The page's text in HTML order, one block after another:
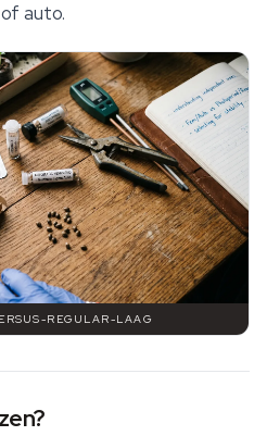
auto.
REGULAR-LAAG